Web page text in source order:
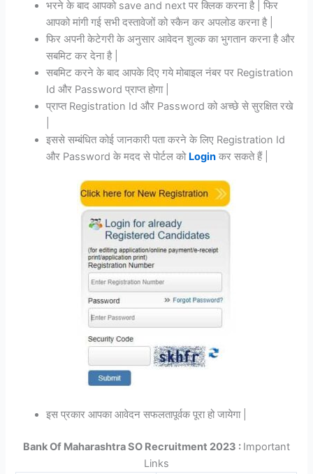
भरने के बाद आपको save and next पर क्लिक करना है | फिर
आपको मांगी गई सभी दस्तावेजों को स्कैन कर अपलोड करना है |
फिर अपनी केटेगरी के अनुसार आवेदन शुल्क का भुगतान करना है और
सबमिट कर देना है |
सबमिट करने के बाद आपके दिए गये मोबाइल नंबर पर Registration
Id और Password प्राप्त होगा |
प्राप्त Registration Id और Password को अच्छे से सुरक्षित रखे
इससे सम्बंधित कोई जानकारी पता करने के लिए Registration Id
और Password के मदद से पोर्टल को Login कर सकते हैं |
इस प्रकार आपका आवेदन सफलतापूर्वक पूरा हो जायेगा |
Bank Of Maharashtra SO Recruitment 2023 : Important
Links